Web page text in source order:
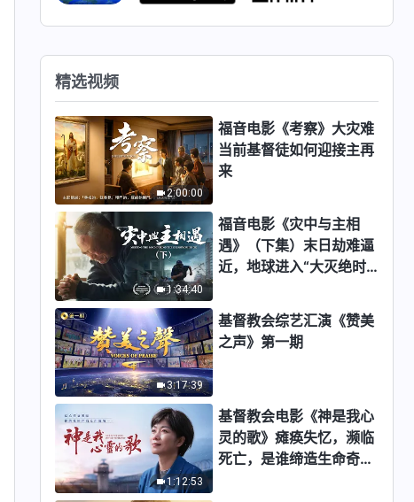
4:03
基督教会合唱诗歌《神对万国万
民的审判》｜2026基督教会综
5:23
外邦中被称为大》｜2026基督
教会综艺汇演《赞美之声》
2:58
基督教会合唱诗歌《神为人类创
造着更美的明天》｜2026基督
教会综艺汇演《赞美之声》
13:38
各国人学中文朗诵中文神话语
《只有末后的基督才能赐给人永
生的道》选段 合唱《神心最好
不过》｜2026基督教会综艺汇
演《赞美之声》
6:05
基督教会合唱诗歌《神在寻找你
的心你的灵》｜2026基督教会
综艺汇演《赞美之声》
5:28
基督教会合唱诗歌《神的国度出
现在地上》｜2026基督教会综
艺汇演《赞美之声》
精选视频
2:00:00
福音电影《考察》大灾难
当前基督徒如何迎接主再
来
1:34:40
福音电影《灾中与主相
遇》（下集）末日劫难逼
近，地球进入“大灭绝时
你准备好逃生了吗？
3:17:39
基督教会综艺汇演《赞美
之声》第一期
1:12:53
基督教会电影《神是我心
灵的歌》瘫痪失忆，濒临
死亡，是谁缔造生命奇